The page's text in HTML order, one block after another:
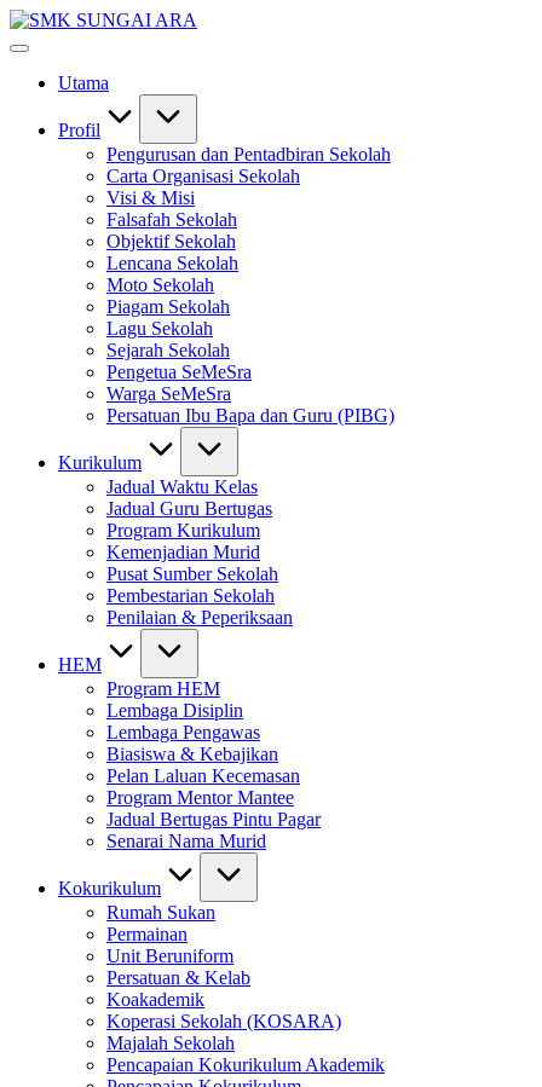
Skip
to
#KetekunanNadiKecemerlangan
#SeMeSradiHati
Utama
Profil
Pengurusan dan Pentadbiran Sekolah
Carta Organisasi Sekolah
Visi & Misi
Falsafah Sekolah
Objektif Sekolah
Lencana Sekolah
Moto Sekolah
Piagam Sekolah
Lagu Sekolah
Sejarah Sekolah
Pengetua SeMeSra
Warga SeMeSra
Persatuan Ibu Bapa dan Guru (PIBG)
Kurikulum
Jadual Waktu Kelas
Jadual Guru Bertugas
Program Kurikulum
Kemenjadian Murid
Pusat Sumber Sekolah
Pembestarian Sekolah
Penilaian & Peperiksaan
HEM
Program HEM
Lembaga Disiplin
Lembaga Pengawas
Biasiswa & Kebajikan
Pelan Laluan Kecemasan
Program Mentor Mantee
Jadual Bertugas Pintu Pagar
Senarai Nama Murid
Kokurikulum
Rumah Sukan
Permainan
Unit Beruniform
Persatuan & Kelab
Koakademik
Koperasi Sekolah (KOSARA)
Majalah Sekolah
Pencapaian Kokurikulum Akademik